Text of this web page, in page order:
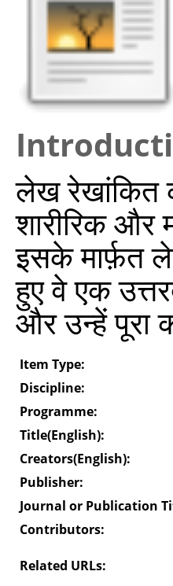
लेख रेखांकित
शारीरिक और
इसके मार्फ़त
हुए वे एक
और उन्हें पूरा
Item Type:
Discipline:
Programme:
Title(English):
Creators(English):
Publisher:
Journal or Publication
Contributors:
Related URLs: